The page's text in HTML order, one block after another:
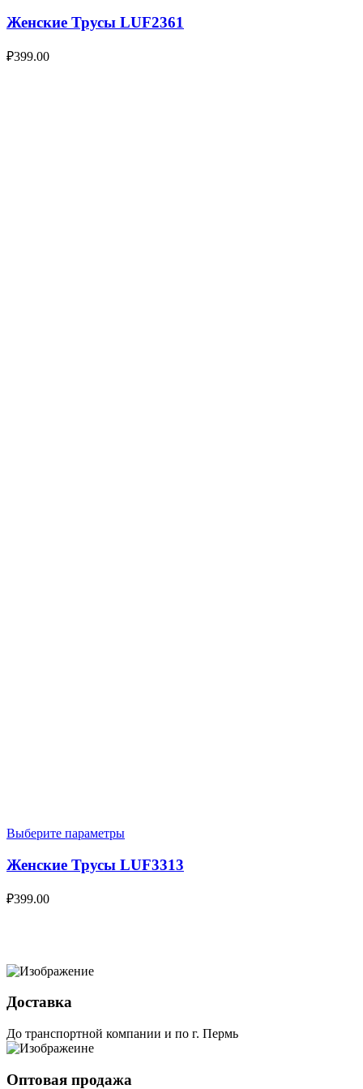
Женские Трусы LUF2361
₽399.00
Выберите параметры
Женские Трусы LUF3313
₽399.00
Доставка
До транспортной компании и по г. Пермь
Оптовая продажа